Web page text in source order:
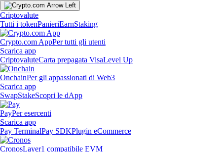
Criptovalute
Tutti i tokenPanieriEarnStaking
Crypto.com AppPer tutti gli utenti
Scarica app
CriptovaluteCarta prepagata VisaLevel Up
OnchainPer gli appassionati di Web3
Scarica app
SwapStakeScopri le dApp
PayPer esercenti
Scarica app
Pay TerminalPay SDKPlugin eCommerce
CronosLayer1 compatibile EVM